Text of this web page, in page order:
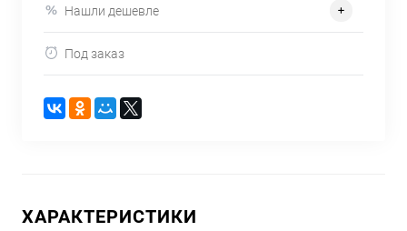
Нашли дешевле
Под заказ
ХАРАКТЕРИСТИКИ